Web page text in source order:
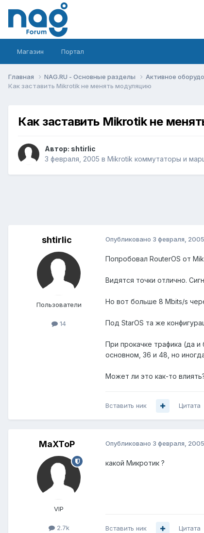
Магазин Портал
Главная NAG.RU - Основные разделы Активное
Как заставить Mikrotik не менять модуляцию
Как заставить Mikrotik не
Автор: shtirlic
3 февраля, 2005 в Mikrotik коммутаторы и
shtirlic
Пользователи
14
Опубликовано 3 февраля, 2005
Попробовал RouterOS от
Видятся точки отлично.
Но вот больше 8 Mbits/s
Под StarOS та же
При прокачке трафика (да и
основном, 36 и 48, но
Может ли это как-то
Вставить ник Цитата
MaXToP
VIP
2.7k
Опубликовано 3 февраля, 2005
какой Микротик ?
Вставить ник Цитата